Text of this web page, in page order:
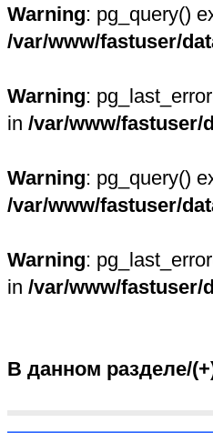
Warning: pg_query()
/var/www/fastuser/
Warning:
in /var/www/fastuser/
Warning: pg_query()
/var/www/fastuser/
Warning:
in /var/www/fastuser/
В данном разделе/